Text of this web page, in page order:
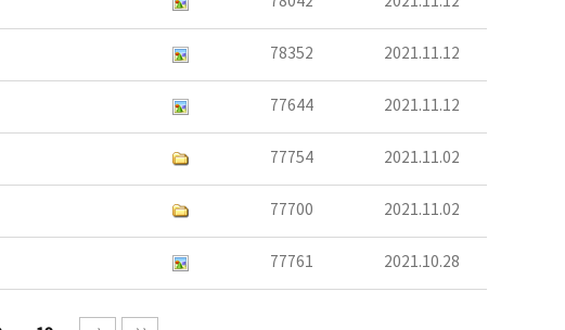
78352 2021.11.12
77644 2021.11.12
77754 2021.11.02
77700 2021.11.02
77761 2021.10.28